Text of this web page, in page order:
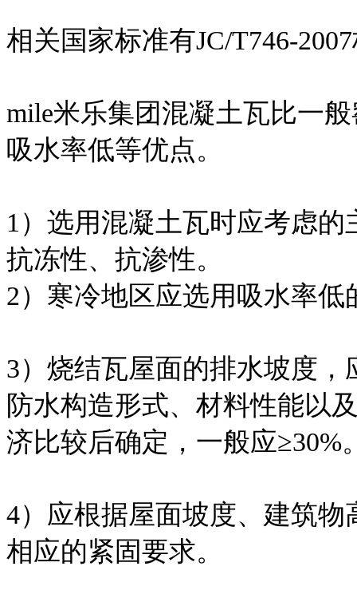
相关国家标准有JC/T746-
mile米乐集团混凝土瓦比一
吸水率低等优点。
1）选用混凝土瓦时应考虑
抗冻性、抗渗性。
2）寒冷地区应选用吸水率低
3）烧结瓦屋面的排水坡度
防水构造形式、材料性能以
济比较后确定，一般应≥30%
4）应根据屋面坡度、建筑
相应的紧固要求。